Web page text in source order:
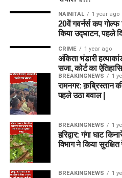
NAINITAL 1 year ago
20वें गवर्नर्स कप गोल्फ
किया उद्घाटन, पहले
CRIME 1 year ago
अंकिता भंडारी
सजा, कोर्ट का
BREAKINGNEWS 1
रामनगर: क़ब्रिस्तान
पहले उठा बवाल |
BREAKINGNEWS 1
हरिद्वार: गंगा घाट
विभाग ने किया
BREAKINGNEWS 1